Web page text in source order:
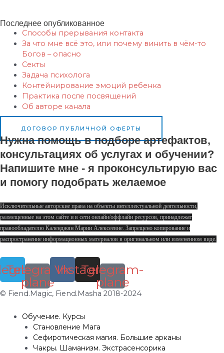
Последнее опубликованное
Способы прерывания контакта
За что мне всё это, или почему винить в чём-то
Богов – опасно
Секты
Задача психолога
Контейнирование эмоций ребенка
Практика после посвящений
Об авторе канала
ДОГОВОР ПУБЛИЧНОЙ ОФЕРТЫ
Нужна помощь в подборе артефактов,
консультациях об услугах и обучении?
Напишите мне - я проконсультирую вас
и помогу подобрать желаемое
Исключительные авторские права на объекты интеллектуальной деятельности,
размещенные на этом сайте и в сети онлайн/оффлайн ресурсов, принадлежат
правообладателю Календжян Марии Алексеевне. Запрещено копирование и
распространение информационных материалов в оригинальном или измененном виде.
Telegram-
plane
Vk
Instagram
Telegram-
plane
© Fiend.Magic, Fiend.Masha 2018-2024
Обучение. Курсы
Становление Мага
Сефиротическая магия. Большие арканы
Чакры. Шаманизм. Экстрасенсорика